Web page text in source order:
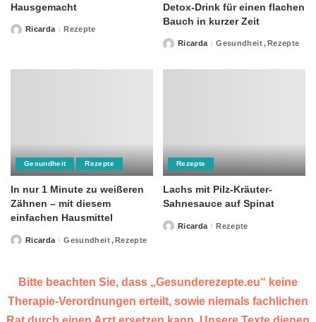
Hausgemacht
PostedRicarda Rezepte
Detox-Drink für einen flachen
Bauch in kurzer Zeit
PostedRicarda Gesundheit Rezepte
Gesundheit Rezepte
In nur 1 Minute zu weißeren
Zähnen – mit diesem
einfachen Hausmittel
PostedRicarda Gesundheit Rezepte
Rezepte
Lachs mit Pilz-Kräuter-
Sahnesauce auf Spinat
PostedRicarda Rezepte
Bitte beachten Sie, dass „Gesunderezepte.eu“ keine
Therapie-Verordnungen erteilt, sowie niemals fachlichen